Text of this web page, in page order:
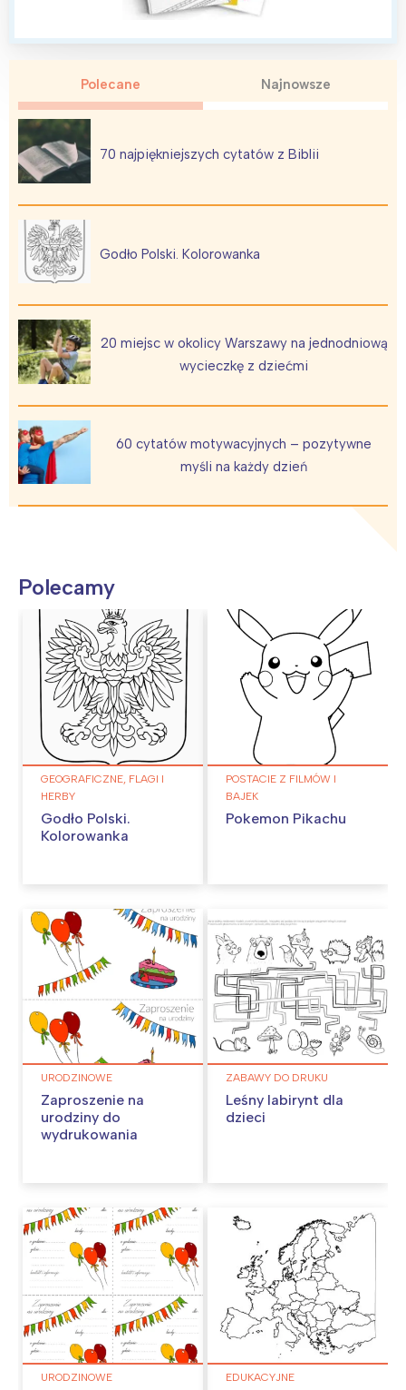
Polecane Najnowsze
70 najpiękniejszych cytatów z Biblii
Godło Polski. Kolorowanka
20 miejsc w okolicy Warszawy na jednodniową
wycieczkę z dziećmi
60 cytatów motywacyjnych – pozytywne
myśli na każdy dzień
Polecamy
GEOGRAFICZNE, FLAGI I
HERBY
Godło Polski.
Kolorowanka
POSTACIE Z FILMÓW I
BAJEK
Pokemon Pikachu
URODZINOWE
Zaproszenie na
urodziny do
wydrukowania
ZABAWY DO DRUKU
Leśny labirynt dla
dzieci
URODZINOWE EDUKACYJNE
Interesują mnie wydarzenia z
Warszawa
Łódź
Trójmiasto
Poznań
Kraków
Wybieram